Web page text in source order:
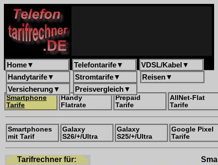
Home▼ Telefontarife▼ VDSL/Kabel ▼
Handytarife▼ Stromtarife▼ Reisen▼
Versicherung▼ Preisvergleich▼
Smartphone
Tarife
Handy
Flatrate
Prepaid
Tarife
AllNet-Flat
Tarife
Smartphones
mit Tarif
Galaxy
S26/+/Ultra
Galaxy
S25/+/Ultra
Google Pixel
Tarife
Tarifrechner für: